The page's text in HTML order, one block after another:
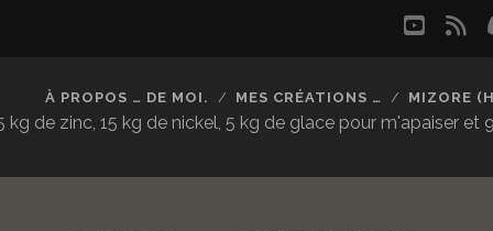
de zinc, 15 kg de nickel, 5 kg de glace pour m'apaiser et
À PROPOS … DE MOI. MES CRÉATIONS … MIZORE